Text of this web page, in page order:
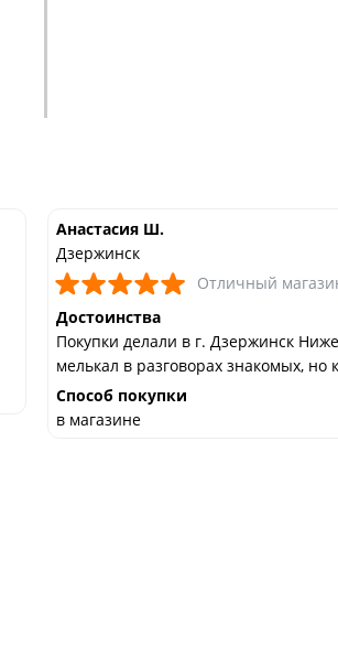
Анастасия Ш.
Дзержинск
Отличный
Достоинства
Покупки делали в г. Дзержинск
мелькал в разговорах знакомых, но
Способ покупки
в магазине